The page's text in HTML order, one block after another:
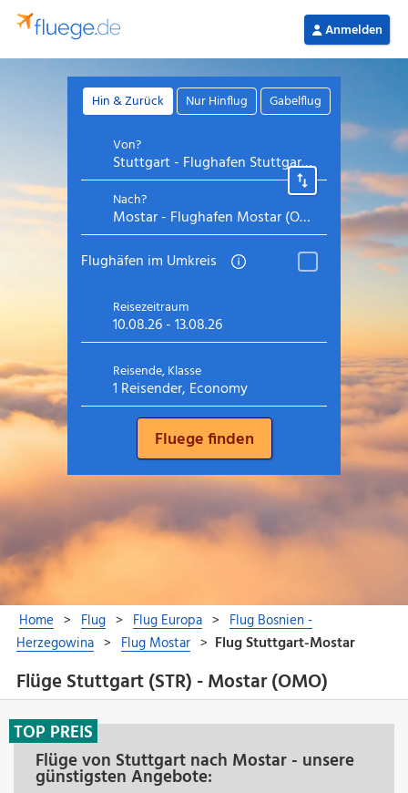
Flüge Stuttgart (STR) - Mostar (OMO)
Flüge von Stuttgart nach Mostar - unsere
günstigsten Angebote:
TOP PREIS